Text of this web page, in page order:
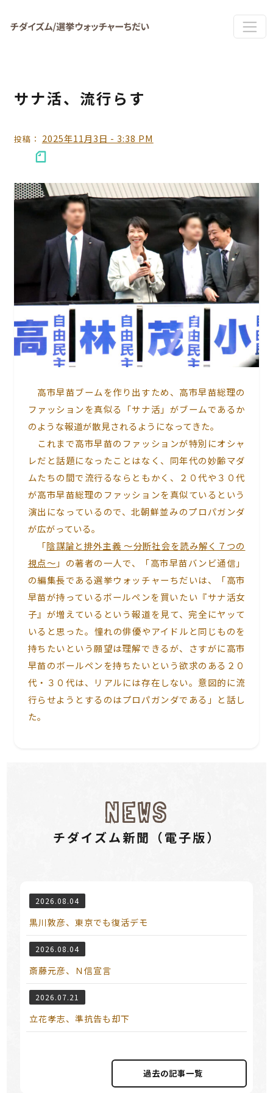
サナ活、流行らす
投稿： 2025年11月3日 - 3:38 PM
高市早苗ブームを作り出すため、高市早苗総理の
ファッションを真似る「サナ活」がブームであるか
のような報道が散見されるようになってきた。
これまで高市早苗のファッションが特別にオシャ
レだと話題になったことはなく、同年代の妙齢マダ
ムたちの間で流行るならともかく、２０代や３０代
が高市早苗総理のファッションを真似ているという
演出になっているので、北朝鮮並みのプロパガンダ
が広がっている。
「陰謀論と排外主義 ～分断社会を読み解く７つの
視点～ 」の著者の一人で、「高市早苗バンビ通信」
の編集長である選挙ウォッチャーちだいは、「高市
早苗が持っているボールペンを買いたい『サナ活女
子』が増えているという報道を見て、完全にヤッて
いると思った。憧れの俳優やアイドルと同じものを
持ちたいという願望は理解できるが、さすがに高市
早苗のボールペンを持ちたいという欲求のある２０
代・３０代は、リアルには存在しない。意図的に流
行らせようとするのはプロパガンダである」と話し
た。
NEWS
チダイズム新聞（電⼦版）
2026.08.04
黒川敦彦、東京でも復活デモ
2026.08.04
斎藤元彦、Ｎ信宣言
2026.07.21
立花孝志、準抗告も却下
過去の記事⼀覧